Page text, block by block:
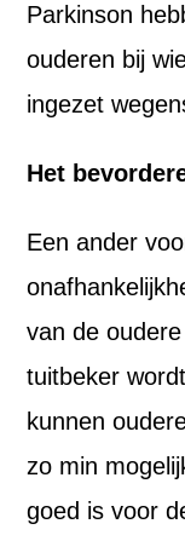
Parkinson
ouderen bij
ingezet
Het
Een ander
van de
tuitbeker
kunnen
zo min
goed is voor